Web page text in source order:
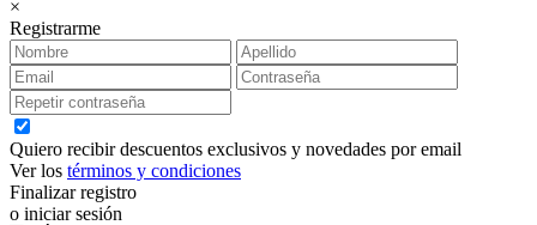
×
Registrarme
Quiero recibir descuentos exclusivos y novedades por email
Ver los términos y condiciones
Finalizar registro
o iniciar sesión